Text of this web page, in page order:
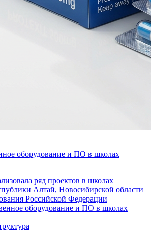
оборудование и ПО в школах
ряд проектов в школах
Алтай, Новосибирской области
Российской Федерации